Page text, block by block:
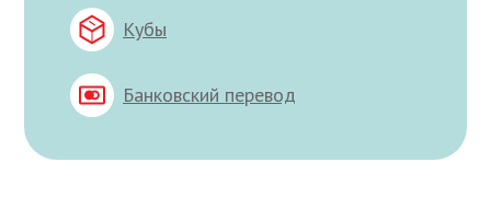
Кубы
Банковский перевод